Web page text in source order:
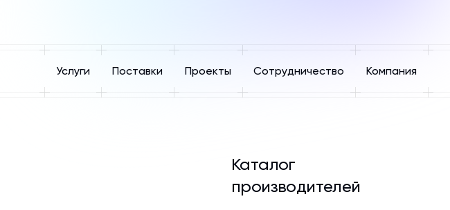
Услуги Поставки Проекты Сотрудничество Компания
Каталог
производителей